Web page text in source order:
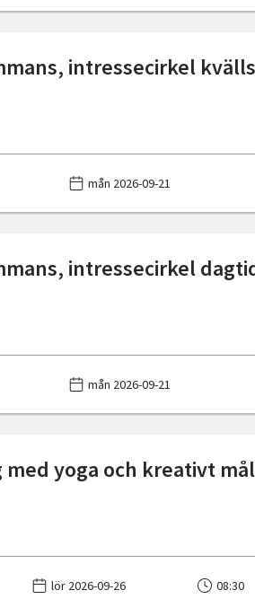
intressecirkel
mån 2026-09-21
intressecirkel
mån 2026-09-21
med yoga och kreativt
lör 2026-09-26 08:30